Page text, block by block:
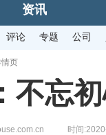
资讯
评论 专题 公司
页
不忘
时间